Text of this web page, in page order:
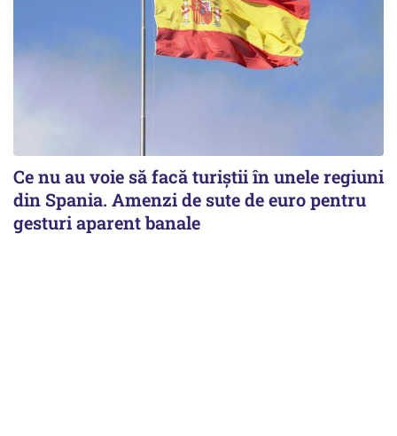
Ce nu au voie să facă turiștii în unele regiuni
din Spania. Amenzi de sute de euro pentru
gesturi aparent banale